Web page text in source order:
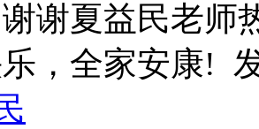
谢夏益民老师
，全家安康!